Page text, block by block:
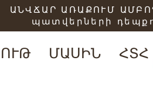
ՄԱՍԻՆ ՀՏՀ
ԱՆՎՃԱՐ ԱՌԱՔՈՒՄ
պատվերների